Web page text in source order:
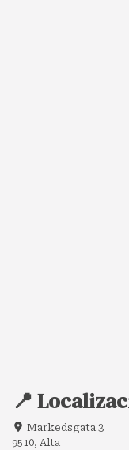
📍
Markedsgata 3
9510, Alta